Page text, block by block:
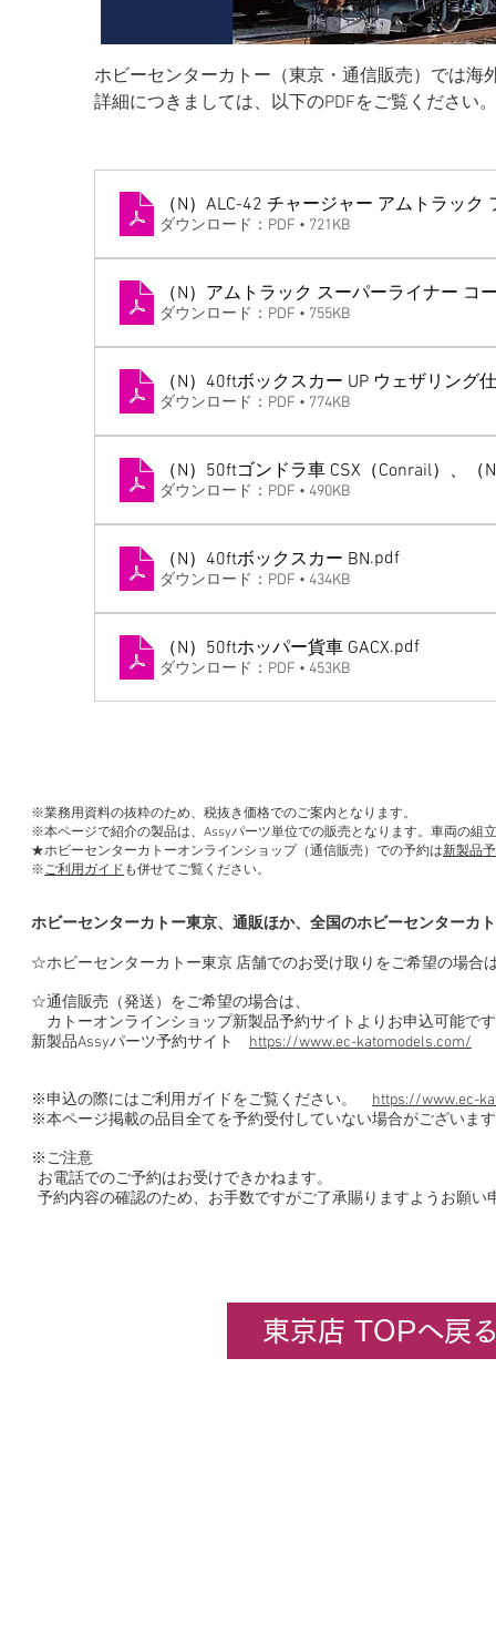
ホビーセンターカトー（東京・通信販売）では海
詳細につきましては、以下のPDFをご覧ください。
（N）ALC-42 チャージャー アムトラッ
ダウンロード：PDF • 721KB
（N）アムトラック スーパーライナー
ダウンロード：PDF • 755KB
（N）40ftボックスカー UP ウェザリング
ダウンロード：PDF • 774KB
（N）50ftゴンドラ車 CSX（Conrail）、
ダウンロード：PDF • 490KB
（N）40ftボックスカー BN.pdf
ダウンロード：PDF • 434KB
（N）50ftホッパー貨車 GACX.pdf
ダウンロード：PDF • 453KB
※業務用資料の抜粋のため、税抜き価格でのご案内となります。
※本ページで紹介の製品は、Assyパーツ単位での販売となります。車両の組
★ホビーセンターカトーオンラインショップ（通信販売）での予約は新製品
※ご利用ガイド も併せてご覧ください。
ホビーセンターカトー東京、通販ほか、全国のホビーセンターカ
☆ホビーセンターカトー東京 店舗でのお受け取りをご希望の場合
☆通信販売（発送）をご希望の場合は、
カトーオンラインショップ新製品予約サイトよりお申込可能で
新製品Assyパーツ予約サイト https://www.ec-katomodels.com/
※申込の際にはご利用ガイドをご覧ください。 https://www.ec-
※本ページ掲載の品目全てを予約受付していない場合がございま
※ご注意
お電話でのご予約はお受けできかねます。
予約内容の確認のため、お手数ですがご了承賜りますようお願い
東京店 TOPへ戻